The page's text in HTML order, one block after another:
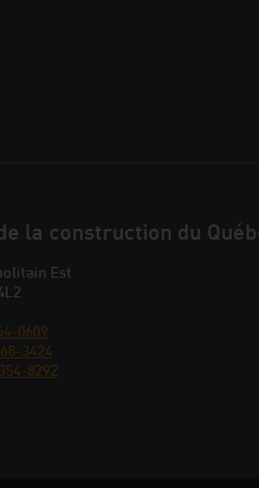
la construction du
Est
0609
3424
8292